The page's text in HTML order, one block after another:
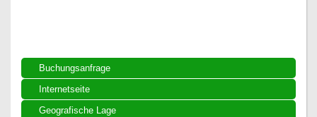
Buchungsanfrage
Internetseite
Geografische Lage